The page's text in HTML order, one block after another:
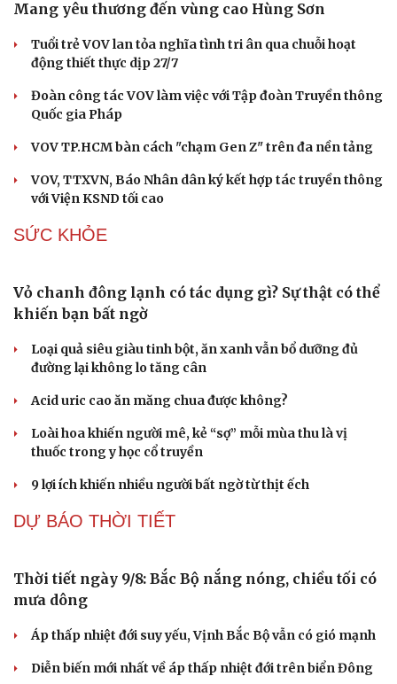
Du lịch
Tư vấn
check-in
Podcast
Cửa sổ tình yêu
Kể chuyện cho bé
Hạt giống tâm hồn
Mang yêu thương đến vùng cao Hùng Sơn
Tuổi trẻ VOV lan tỏa nghĩa tình tri ân qua chuỗi hoạt
động thiết thực dịp 27/7
Đoàn công tác VOV làm việc với Tập đoàn Truyền thông
Quốc gia Pháp
VOV TP.HCM bàn cách "chạm Gen Z" trên đa nền tảng
VOV, TTXVN, Báo Nhân dân ký kết hợp tác truyền thông
với Viện KSND tối cao
SỨC KHỎE
Vỏ chanh đông lạnh có tác dụng gì? Sự thật có thể
khiến bạn bất ngờ
Loại quả siêu giàu tinh bột, ăn xanh vẫn bổ dưỡng đủ
đường lại không lo tăng cân
Acid uric cao ăn măng chua được không?
Loài hoa khiến người mê, kẻ “sợ” mỗi mùa thu là vị
thuốc trong y học cổ truyền
9 lợi ích khiến nhiều người bất ngờ từ thịt ếch
DỰ BÁO THỜI TIẾT
Thời tiết ngày 9/8: Bắc Bộ nắng nóng, chiều tối có
mưa dông
Áp thấp nhiệt đới suy yếu, Vịnh Bắc Bộ vẫn có gió mạnh
Diễn biến mới nhất về áp thấp nhiệt đới trên biển Đông